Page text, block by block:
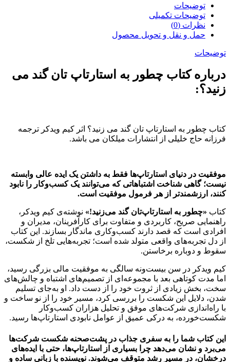
توضیحات
توضیحات تکمیلی
نظرات (0)
حمل و نقل و تحویل محصول
توضیحات
درباره کتاب چطور به استارتاپ تان گند می
زنید؟:
کتاب چطور به استارتاپ تان گند می زنید؟ اثر کیم ویدکر ترجمه
فرزانه حاج خلیلی از انتشارات میلکان می باشد.
موفقیت در دنیای استارتاپ‌ها فقط به داشتن یک ایده عالی وابسته
نیست؛ گاهی شناخت اشتباهاتی که می‌توانند یک کسب‌وکار را نابود
کنند، ارزشمندتر از هر فرمول موفقیت است.
کتاب «چطور به استارتاپ‌تان گند می‌زنید!» نوشته‌ی کیم ویدکر،
راهنمایی صریح، کاربردی و متفاوت برای کارآفرینان، مدیران و
افرادی است که قصد دارند کسب‌وکاری ماندگار بسازند. این کتاب
از دل تجربه‌های واقعی متولد شده است؛ تجربه‌هایی تلخ از شکست،
سقوط و دوباره برخاستن.
کیم ویدکر در سن بیست‌ونه سالگی به موفقیت مالی بزرگی رسید،
اما مدت کوتاهی بعد با مجموعه‌ای از تصمیم‌های اشتباه و چالش‌های
سخت، بخش زیادی از ثروت خود را از دست داد. او به‌جای تسلیم
شدن، دلایل این شکست را بررسی کرد، مسیر خود را از نو ساخت و
با راه‌اندازی شرکت‌های موفق و تحلیل هزاران کسب‌وکار
شکست‌خورده، به درکی عمیق از عوامل نابودی استارتاپ‌ها رسید.
این کتاب شما را به سفری جذاب در پشت‌صحنه شکست شرکت‌ها
می‌برد و نشان می‌دهد چرا بسیاری از استارتاپ‌ها، حتی با ایده‌های
درخشان، در مسیر رشد متوقف می‌شوند. نویسنده با زبانی ساده و